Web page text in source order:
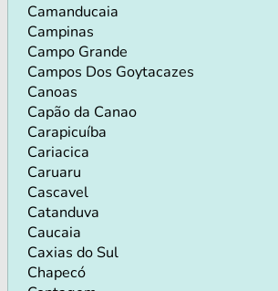
Camanducaia
Campinas
Campo Grande
Campos Dos Goytacazes
Canoas
Capão da Canao
Carapicuíba
Cariacica
Caruaru
Cascavel
Catanduva
Caucaia
Caxias do Sul
Chapecó